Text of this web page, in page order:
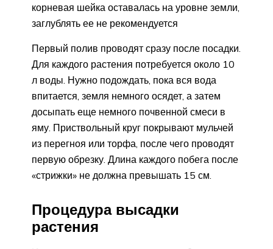
корневая шейка оставалась на уровне земли,
заглублять ее не рекомендуется
Первый полив проводят сразу после посадки.
Для каждого растения потребуется около 10
л воды. Нужно подождать, пока вся вода
впитается, земля немного осядет, а затем
досыпать еще немного почвенной смеси в
яму. Приствольный круг покрывают мульчей
из перегноя или торфа, после чего проводят
первую обрезку. Длина каждого побега после
«стрижки» не должна превышать 15 см.
Процедура высадки
растения